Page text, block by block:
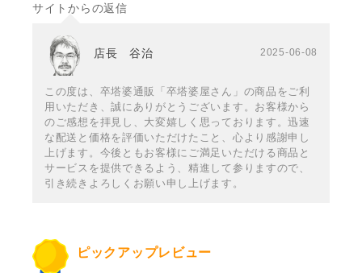
サイトからの返信
店長 谷治 2025-06-08
この度は、卒塔婆通販「卒塔婆屋さん」の商品をご利
用いただき、誠にありがとうございます。お客様から
のご感想を拝見し、大変嬉しく思っております。迅速
な配送と価格を評価いただけたこと、心より感謝申し
上げます。今後ともお客様にご満足いただける商品と
サービスを提供できるよう、精進して参りますので、
引き続きよろしくお願い申し上げます。
ピックアップレビュー